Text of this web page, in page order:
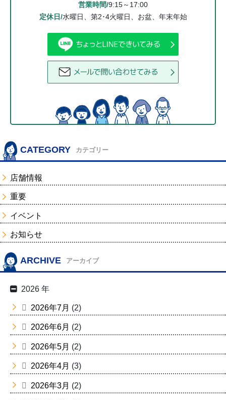
営業時間/9:15～17:00
定休日/水曜日、第2･4火曜日、お盆、年末年始
CATEGORY カテゴリー
店舗情報
重要
イベント
お知らせ
ARCHIVE アーカイブ
2026 年
2026年7月 (2)
2026年6月 (2)
2026年5月 (2)
2026年4月 (3)
2026年3月 (2)